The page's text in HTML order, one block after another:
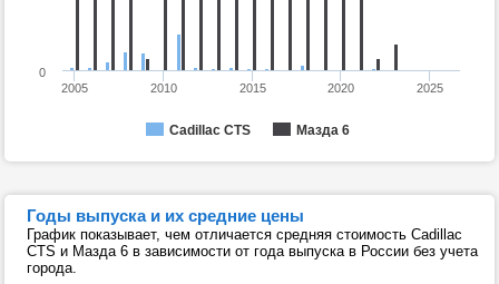
Cadillac CTS Мазда 6
2005 2010 2015 2020 2025
0
Годы выпуска и их средние цены
График показывает, чем отличается средняя стоимость Cadillac
CTS и Мазда 6 в зависимости от года выпуска в России без учета
города.